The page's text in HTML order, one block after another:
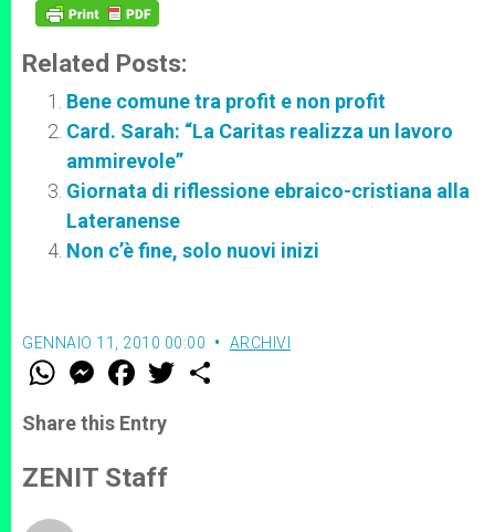
Related Posts:
Bene comune tra profit e non profit
Card. Sarah: “La Caritas realizza un lavoro
ammirevole”
Giornata di riflessione ebraico-cristiana alla
Lateranense
Non c’è fine, solo nuovi inizi
GENNAIO 11, 2010 00:00 ARCHIVI
W
t
s
p
p
M
e
s
e
g
e
F
a
e
b
o
k
w
Share this Entry
ZENIT Staff